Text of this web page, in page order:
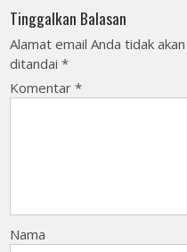
Tinggalkan Balasan
Alamat email Anda tidak
ditandai*
Komentar*
Nama